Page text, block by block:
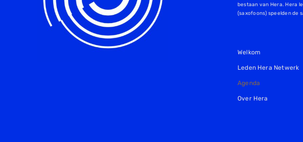
bestaan van Hera. Hera
(saxofoons) speelden de
Welkom
Leden Hera Netwerk
Agenda
Over Hera